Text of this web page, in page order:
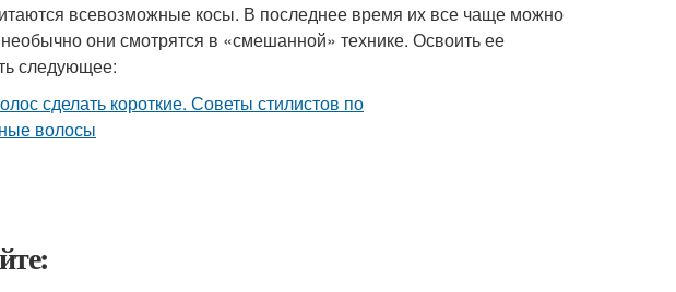
всевозможные косы. В последнее время их все чаще можно
они смотрятся в «смешанной» технике. Освоить ее
следующее: